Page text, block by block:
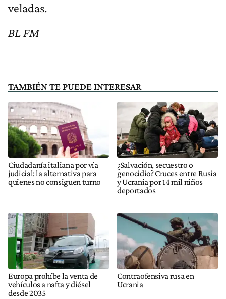
veladas.
BL FM
TAMBIÉN TE PUEDE INTERESAR
Ciudadanía italiana por vía
judicial: la alternativa para
quienes no consiguen turno
¿Salvación, secuestro o
genocidio? Cruces entre Rusia
y Ucrania por 14 mil niños
deportados
Europa prohíbe la venta de
vehículos a nafta y diésel
desde 2035
Contraofensiva rusa en
Ucrania